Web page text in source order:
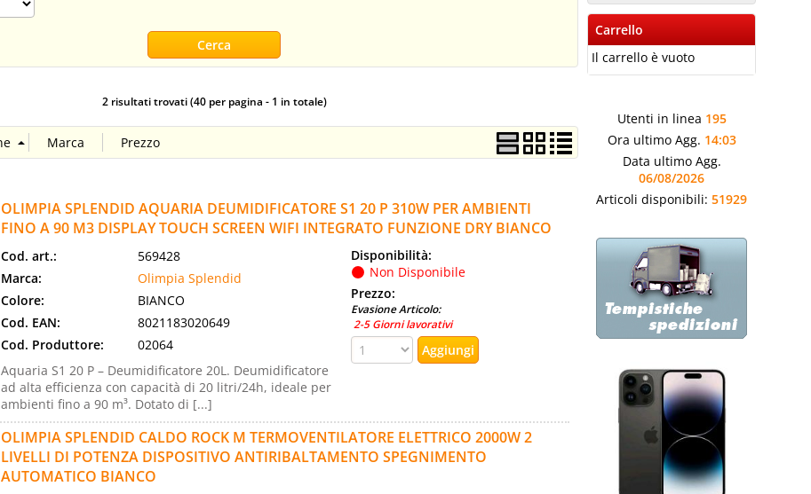
2 risultati trovati (40 per pagina - 1 in totale)
OLIMPIA SPLENDID AQUARIA DEUMIDIFICATORE S1 20 P 310W PER AMBIENTI
FINO A 90 M3 DISPLAY TOUCH SCREEN WIFI INTEGRATO FUNZIONE DRY BIANCO
Cod. art.:
569428
Marca:
Olimpia Splendid
Colore:
BIANCO
Cod. EAN:
8021183020649
Cod. Produttore:
02064
Aquaria S1 20 P – Deumidificatore 20L. Deumidificatore
ad alta efficienza con capacità di 20 litri/24h, ideale per
ambienti fino a 90 m³. Dotato di [...]
Disponibilità:
Non Disponibile
Prezzo:
Evasione Articolo:
2-5 Giorni lavorativi
OLIMPIA SPLENDID CALDO ROCK M TERMOVENTILATORE ELETTRICO 2000W 2
LIVELLI DI POTENZA DISPOSITIVO ANTIRIBALTAMENTO SPEGNIMENTO
AUTOMATICO BIANCO
Carrello
Il carrello è vuoto
Utenti in linea 195
Ora ultimo Agg. 14:03
Data ultimo Agg.
06/08/2026
Articoli disponibili: 51929